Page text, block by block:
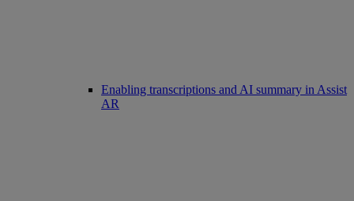
Enabling transcriptions and AI summary in Assist
AR